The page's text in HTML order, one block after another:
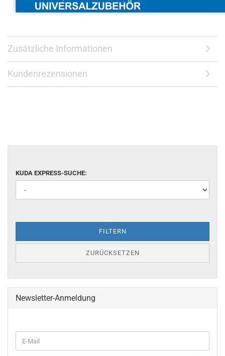
Zusätzliche Informationen
Kundenrezensionen
KUDA EXPRESS-SUCHE:
FILTERN
ZURÜCKSETZEN
Newsletter-Anmeldung